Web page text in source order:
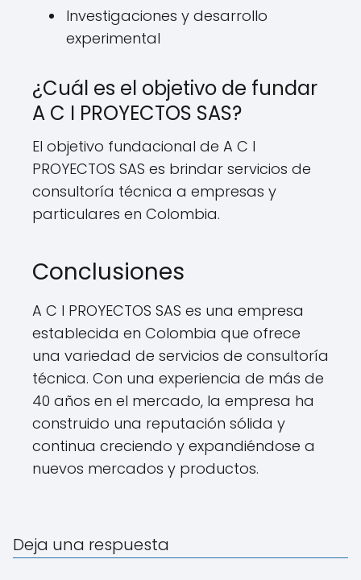
Investigaciones y desarrollo
experimental
¿Cuál es el objetivo de fundar
A C I PROYECTOS SAS?
El objetivo fundacional de A C I
PROYECTOS SAS es brindar servicios de
consultoría técnica a empresas y
particulares en Colombia.
Conclusiones
A C I PROYECTOS SAS es una empresa
establecida en Colombia que ofrece
una variedad de servicios de consultoría
técnica. Con una experiencia de más de
40 años en el mercado, la empresa ha
construido una reputación sólida y
continua creciendo y expandiéndose a
nuevos mercados y productos.
Deja una respuesta